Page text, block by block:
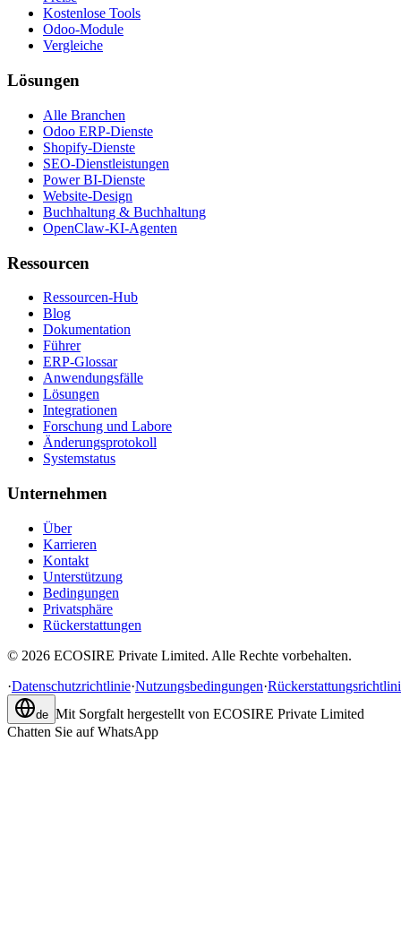
Kostenlose Tools
Odoo-Module
Vergleiche
Lösungen
Alle Branchen
Odoo ERP-Dienste
Shopify-Dienste
SEO-Dienstleistungen
Power BI-Dienste
Website-Design
Buchhaltung & Buchhaltung
OpenClaw-KI-Agenten
Ressourcen
Ressourcen-Hub
Blog
Dokumentation
Führer
ERP-Glossar
Anwendungsfälle
Lösungen
Integrationen
Forschung und Labore
Änderungsprotokoll
Systemstatus
Unternehmen
Über
Karrieren
Kontakt
Unterstützung
Bedingungen
Privatsphäre
Rückerstattungen
© 2026 ECOSIRE Private Limited. Alle Rechte vorbehalten.
·Datenschutzrichtlinie·Nutzungsbedingungen·
de Mit Sorgfalt hergestellt von ECOSIRE Private Limited
Chatten Sie auf WhatsApp